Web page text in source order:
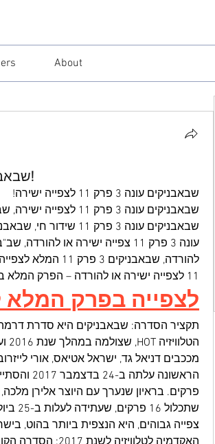
About
שבאבניקים עונה 3 פרק 11 לצפייה ישירה!
שבאבניקים עונה 3 פרק 11 לצפייה ישירה!
11 לצפייה ישירה או להורדה – הפרק המלא באיכות FULL HD ובחינם, הדלפה בלעדית.
לצפייה בפרק המלא